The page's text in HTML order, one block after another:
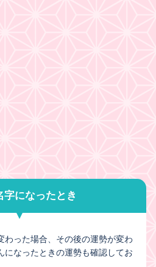
字になったとき
わった場合、その後の運勢が変わ
になったときの運勢も確認してお